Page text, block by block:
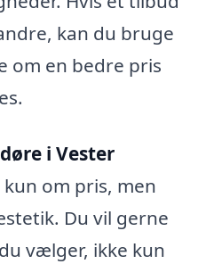
kan du bruge
om en bedre pris
i Vester
om pris, men
Du vil gerne
vælger, ikke kun